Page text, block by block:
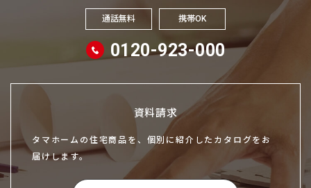
通話無料 携帯OK
0120-923-000
資料請求
タマホームの住宅商品を、個別に紹介したカタログをお
届けします。